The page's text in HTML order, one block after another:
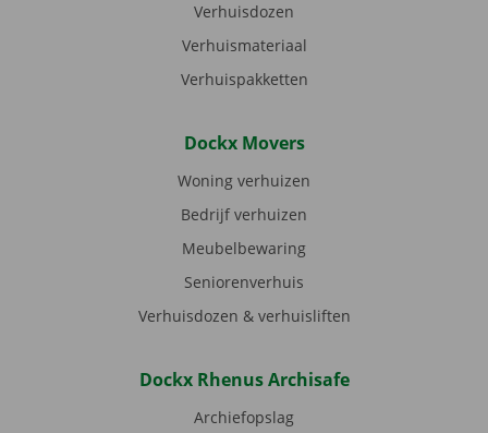
Verhuisdozen
Verhuismateriaal
Verhuispakketten
Dockx Movers
Woning verhuizen
Bedrijf verhuizen
Meubelbewaring
Seniorenverhuis
Verhuisdozen & verhuisliften
Dockx Rhenus Archisafe
Archiefopslag